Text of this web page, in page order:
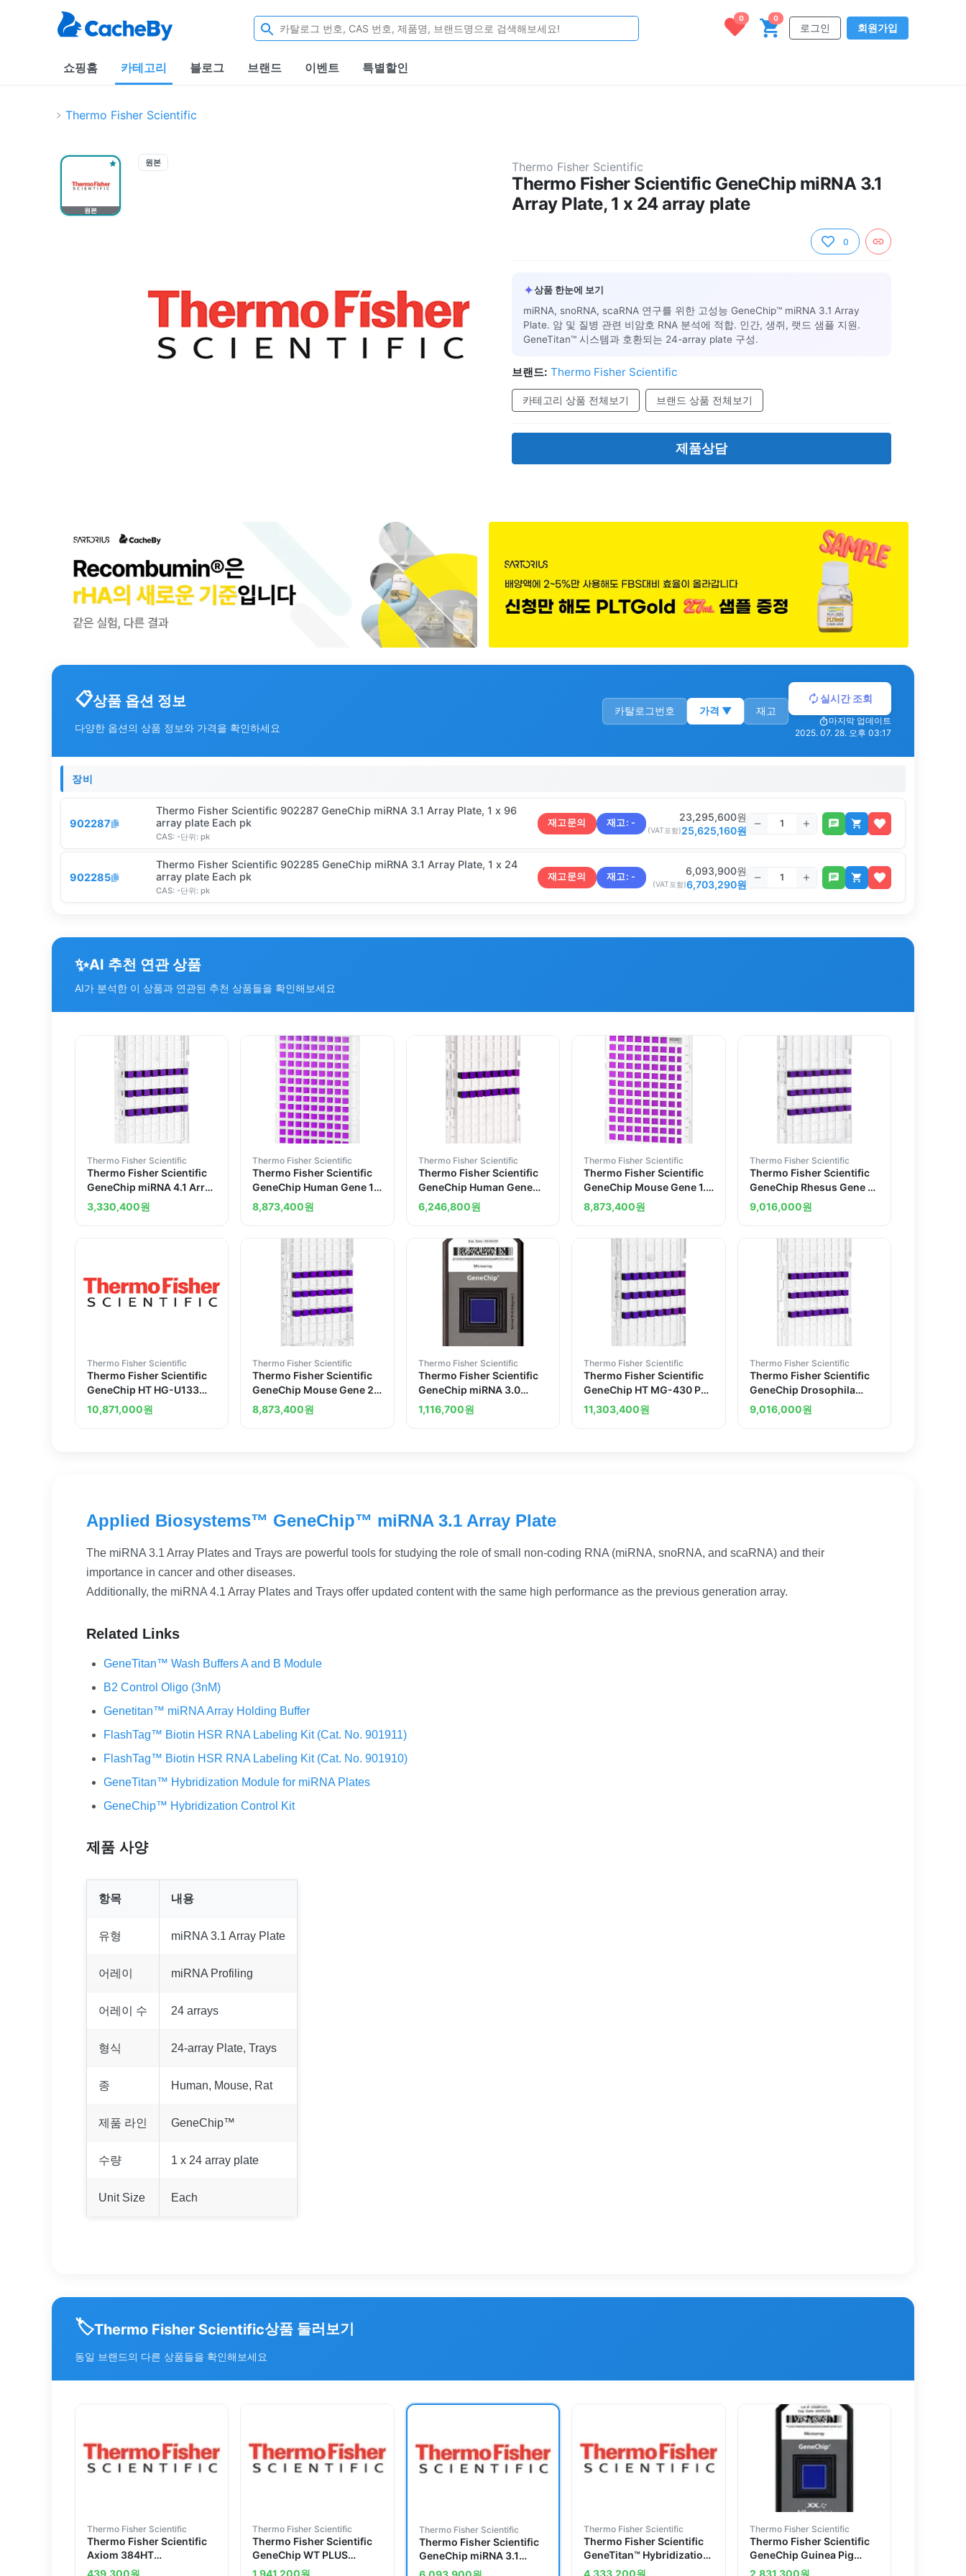
0 0
로그인 회원가입
쇼핑홈 카테고리 블로그 브랜드 이벤트 특별할인
Thermo Fisher Scientific
원본
원본 Thermo Fisher Scientific
Thermo Fisher Scientific GeneChip miRNA 3.1
Array Plate, 1 x 24 array plate
0
✦상품 한눈에 보기
miRNA, snoRNA, scaRNA 연구를 위한 고성능 GeneChip™ miRNA 3.1 Array
Plate. 암 및 질병 관련 비암호 RNA 분석에 적합. 인간, 생쥐, 랫드 샘플 지원.
GeneTitan™ 시스템과 호환되는 24-array plate 구성.
브랜드: Thermo Fisher Scientific
카테고리 상품 전체보기 브랜드 상품 전체보기
제품상담
상품 옵션 정보
다양한 옵션의 상품 정보와 가격을 확인하세요
카탈로그번호 가격 ▼ 재고
실시간 조회
마지막 업데이트
2025. 07. 28. 오후 03:17
장비
902287
Thermo Fisher Scientific 902287 GeneChip miRNA 3.1 Array Plate, 1 x 96
array plate Each pk
CAS: -단위: pk
재고문의 재고: - 23,295,600원
(VAT포함)25,625,160원
902285
Thermo Fisher Scientific 902285 GeneChip miRNA 3.1 Array Plate, 1 x 24
array plate Each pk
CAS: -단위: pk
재고문의 재고: - 6,093,900원
(VAT포함)6,703,290원
✨AI 추천 연관 상품
AI가 분석한 이 상품과 연관된 추천 상품들을 확인해보세요
Thermo Fisher Scientific
Thermo Fisher Scientific
GeneChip miRNA 4.1 Array
Plate 1 x 24-array plate
3,330,400원
Thermo Fisher Scientific
Thermo Fisher Scientific
GeneChip Human Gene 1.1
ST Array Plate 1 x 96 array
plate
8,873,400원
Thermo Fisher Scientific
Thermo Fisher Scientific
GeneChip Human Gene
2.1 ST Array Plate 1 x 16
array plate
6,246,800원
Thermo Fisher Scientific
Thermo Fisher Scientific
GeneChip Mouse Gene 1.1
ST Array Plate 1 x 96 array
plate
8,873,400원
Thermo Fisher Scientific
Thermo Fisher Scientific
GeneChip Rhesus Gene 1.1
ST Array Plate
9,016,000원
Thermo Fisher Scientific
Thermo Fisher Scientific
GeneChip HT HG-U133
PM Array Plate
10,871,000원
Thermo Fisher Scientific
Thermo Fisher Scientific
GeneChip Mouse Gene 2.1
ST Array Plate 1 x 24 array
plate
8,873,400원
Thermo Fisher Scientific
Thermo Fisher Scientific
GeneChip miRNA 3.0
Array
1,116,700원
Thermo Fisher Scientific
Thermo Fisher Scientific
GeneChip HT MG-430 PM
Array Plate
11,303,400원
Thermo Fisher Scientific
Thermo Fisher Scientific
GeneChip Drosophila
Gene 1.1 ST Array Plate
9,016,000원
Applied Biosystems™ GeneChip™ miRNA 3.1 Array Plate
The miRNA 3.1 Array Plates and Trays are powerful tools for studying the role of small non-coding RNA (miRNA, snoRNA, and scaRNA) and their
importance in cancer and other diseases.
Additionally, the miRNA 4.1 Array Plates and Trays offer updated content with the same high performance as the previous generation array.
Related Links
GeneTitan™ Wash Buffers A and B Module
B2 Control Oligo (3nM)
Genetitan™ miRNA Array Holding Buffer
FlashTag™ Biotin HSR RNA Labeling Kit (Cat. No. 901911)
FlashTag™ Biotin HSR RNA Labeling Kit (Cat. No. 901910)
GeneTitan™ Hybridization Module for miRNA Plates
GeneChip™ Hybridization Control Kit
제품 사양
항목 내용
유형 miRNA 3.1 Array Plate
어레이 miRNA Profiling
어레이 수 24 arrays
형식 24-array Plate, Trays
종 Human, Mouse, Rat
제품 라인 GeneChip™
수량 1 x 24 array plate
Unit Size Each
🏷️Thermo Fisher Scientific상품 둘러보기
동일 브랜드의 다른 상품들을 확인해보세요
Thermo Fisher Scientific
Thermo Fisher Scientific
Axiom 384HT
Consumables Kit for QC
Thermo Fisher Scientific
Thermo Fisher Scientific
GeneChip WT PLUS
Reagent Kit, 10 Reactions
Thermo Fisher Scientific
Thermo Fisher Scientific
GeneChip miRNA 3.1
Array Plate, 1 x 24 array
Thermo Fisher Scientific
Thermo Fisher Scientific
GeneTitan™ Hybridization,
Wash, and Stain Kit for
Thermo Fisher Scientific
Thermo Fisher Scientific
GeneChip Guinea Pig
Gene 1.0 ST Array, 6